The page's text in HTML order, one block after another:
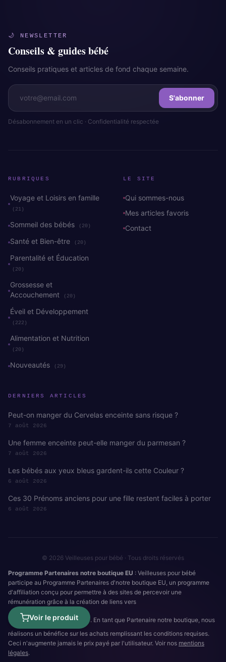
🌙 NEWSLETTER
Conseils & guides bébé
Conseils pratiques et articles de fond chaque semaine.
S'abonner
Désabonnement en un clic · Confidentialité respectée
RUBRIQUES
Voyage et Loisirs en famille
(21)
Sommeil des bébés (20)
Santé et Bien-être (20)
Parentalité et Éducation
(20)
Grossesse et
Accouchement
(20)
Éveil et Développement
(222)
Alimentation et Nutrition
(20)
Nouveautés (29)
LE SITE
Qui sommes-nous
Mes articles favoris
Contact
DERNIERS ARTICLES
Peut-on manger du Cervelas enceinte sans risque ?
7 août 2026
Une femme enceinte peut-elle manger du parmesan ?
7 août 2026
Les bébés aux yeux bleus gardent-ils cette Couleur ?
6 août 2026
Ces 30 Prénoms anciens pour une fille restent faciles à porter
6 août 2026
© 2026 Veilleuses pour bébé · Tous droits réservés
Programme Partenaires notre boutique EU : Veilleuses pour bébé
participe au Programme Partenaires d'notre boutique EU, un programme
d'affiliation conçu pour permettre à des sites de percevoir une
rémunération grâce à la création de liens vers
Voir le produit
. En tant que Partenaire notre boutique, nous
réalisons un bénéfice sur les achats remplissant les conditions requises.
Ceci n'augmente jamais le prix payé par l'utilisateur. Voir nos mentions
légales.